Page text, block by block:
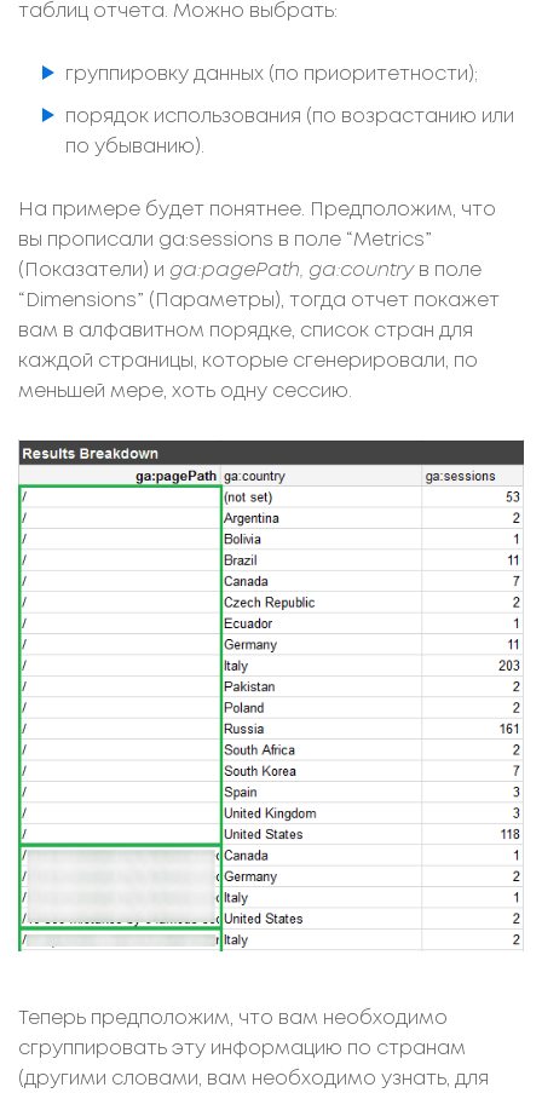
таблиц отчета. Можно выбрать:
группировку данных (по приоритетности);
порядок использования (по возрастанию или
по убыванию).
На примере будет понятнее. Предположим, что
вы прописали ga:sessions в поле “Metrics”
(Показатели) и ga:pagePath, ga:countryв поле
“Dimensions” (Параметры), тогда отчет покажет
вам в алфавитном порядке, список стран для
каждой страницы, которые сгенерировали, по
меньшей мере, хоть одну сессию.
Теперь предположим, что вам необходимо
сгруппировать эту информацию по странам
(другими словами, вам необходимо узнать, для